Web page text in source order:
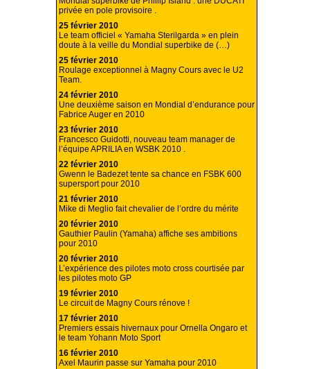
privée en pole provisoire .
25 février 2010
Le team officiel « Yamaha Sterilgarda » en plein
doute à la veille du Mondial superbike de (…)
25 février 2010
Roulage exceptionnel à Magny Cours avec le U2
Team.
24 février 2010
Une deuxième saison en Mondial d’endurance pour
Fabrice Auger en 2010
23 février 2010
Francesco Guidotti, nouveau team manager de
l’équipe APRILIA en WSBK 2010 .
22 février 2010
Gwenn le Badezet tente sa chance en FSBK 600
supersport pour 2010
21 février 2010
Mike di Meglio fait chevalier de l’ordre du mérite
20 février 2010
Gauthier Paulin (Yamaha) affiche ses ambitions
pour 2010
20 février 2010
L’expérience des pilotes moto cross courtisée par
les pilotes moto GP
19 février 2010
Le circuit de Magny Cours rénove !
17 février 2010
Premiers essais hivernaux pour Ornella Ongaro et
le team Yohann Moto Sport
16 février 2010
Axel Maurin passe sur Yamaha pour 2010